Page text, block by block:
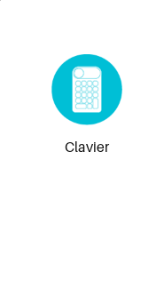
Clavier